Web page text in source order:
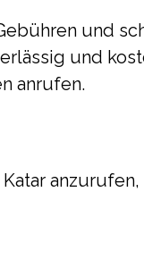
und
und
anrufen.